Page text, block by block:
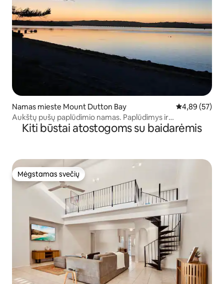
Namas mieste Mount Dutton Bay Vidutinis
4,89 (57)
Aukštų pušų paplūdimio namas. Paplūdimys ir
atsiliepimai!!.
Kiti būstai atostogoms su baidarėmis
Mėgstamas svečių
Mėgstamas svečių